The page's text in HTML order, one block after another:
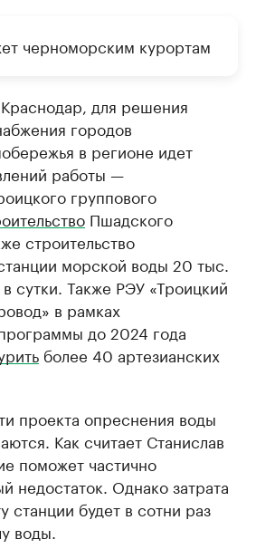
черноморским курортам
для решения
городов
в регионе идет
работы —
группового
Пшадского
строительство
морской воды 20 тыс.
сутки. Также РЭУ «Троицкий
в рамках
до 2024 года
более 40 артезианских
проекта опреснения воды
Как считает Станислав
поможет частично
недостаток. Однако затрата
станции будет в сотни раз
воды.